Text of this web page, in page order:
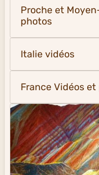
Proche et
photos
Italie vidéos
France Vidéos